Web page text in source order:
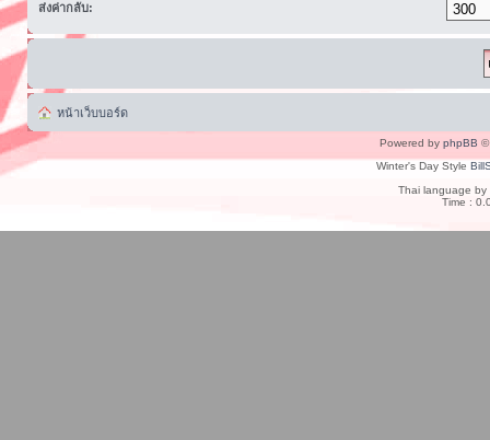
ส่งค่ากลับ:
หน้าเว็บบอร์ด
Powered by phpBB ©
Winter's Day Style
Thai language by
Time :